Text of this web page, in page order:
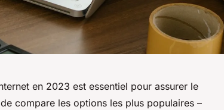
en 2023 est essentiel pour assurer le
compare les options les plus populaires –